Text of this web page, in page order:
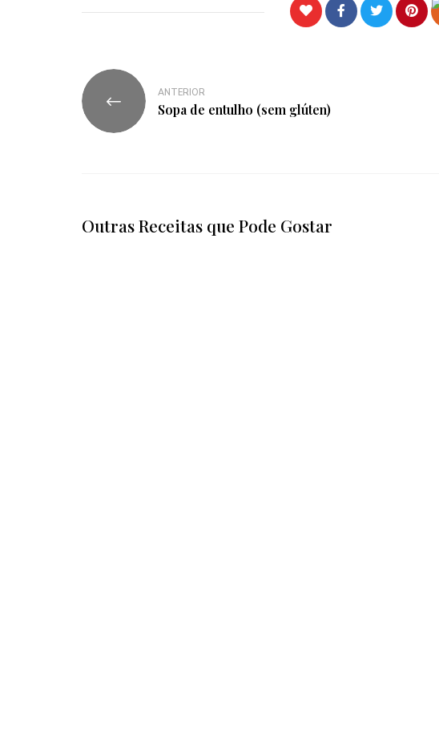
ANTERIOR
Sopa de entulho (sem glúten)
Outras Receitas que Pode Gostar